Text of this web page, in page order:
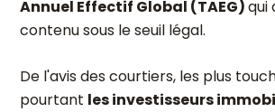
Annuel Effectif Global (TAEG)qui
contenu sous le seuil légal.
De l'avis des courtiers, les plus
pourtant les investisseurs